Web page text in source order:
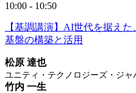
10:00 - 10:50
【基調講演】AI世代を据え
基盤の構築と活用
松原 達也
ユニティ・テクノロジーズ・ジャ
竹内 一生